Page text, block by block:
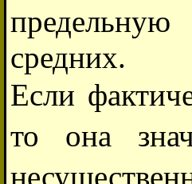
средних.
Если
то она